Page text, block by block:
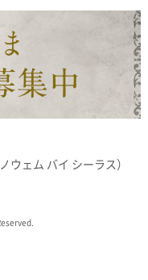
ェム バイ シーラス）